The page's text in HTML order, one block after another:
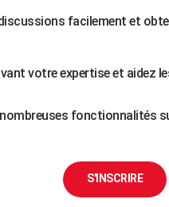
facilement et
votre expertise et aidez
fonctionnalités
S'INSCRIRE